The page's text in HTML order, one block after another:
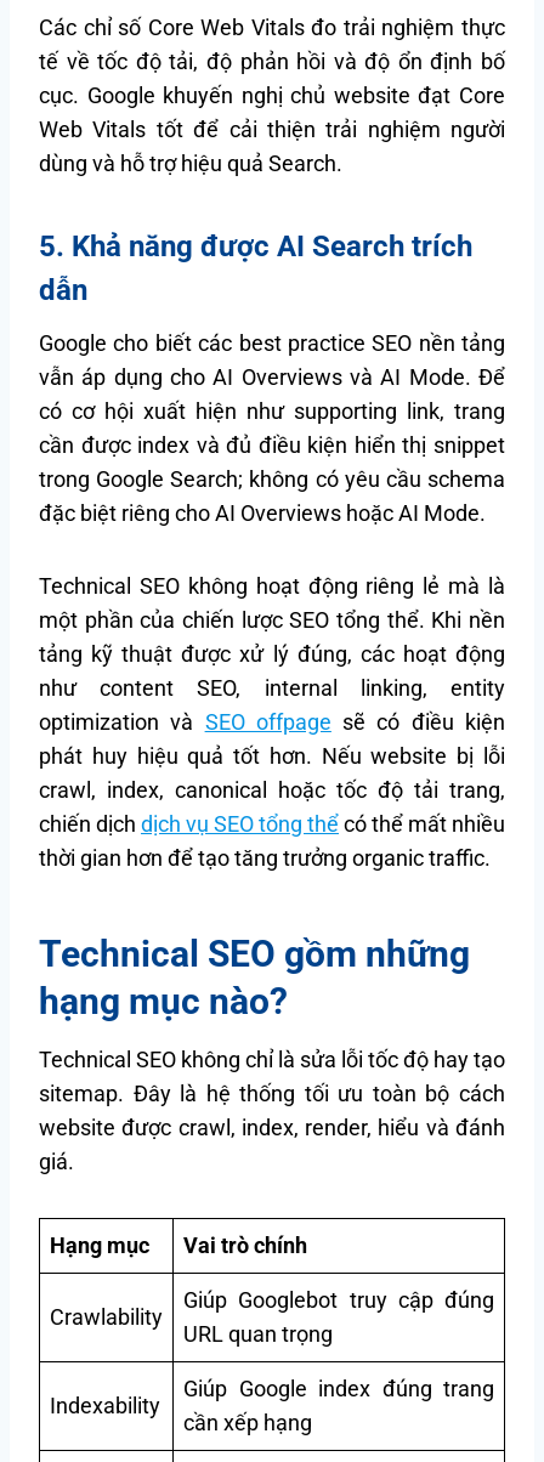
Các chỉ số Core Web Vitals đo trải nghiệm thực
tế về tốc độ tải, độ phản hồi và độ ổn định bố
cục. Google khuyến nghị chủ website đạt Core
Web Vitals tốt để cải thiện trải nghiệm người
dùng và hỗ trợ hiệu quả Search.
5. Khả năng được AI Search trích
dẫn
Google cho biết các best practice SEO nền tảng
vẫn áp dụng cho AI Overviews và AI Mode. Để
có cơ hội xuất hiện như supporting link, trang
cần được index và đủ điều kiện hiển thị snippet
trong Google Search; không có yêu cầu schema
đặc biệt riêng cho AI Overviews hoặc AI Mode.
Technical SEO không hoạt động riêng lẻ mà là
một phần của chiến lược SEO tổng thể. Khi nền
tảng kỹ thuật được xử lý đúng, các hoạt động
như content SEO, internal linking, entity
optimization và SEO offpage sẽ có điều kiện
phát huy hiệu quả tốt hơn. Nếu website bị lỗi
crawl, index, canonical hoặc tốc độ tải trang,
chiến dịch dịch vụ SEO tổng thểcó thể mất nhiều
thời gian hơn để tạo tăng trưởng organic traffic.
Technical SEO gồm những
hạng mục nào?
Technical SEO không chỉ là sửa lỗi tốc độ hay tạo
sitemap. Đây là hệ thống tối ưu toàn bộ cách
website được crawl, index, render, hiểu và đánh
giá.
Hạng mục Vai trò chính
Crawlability
Giúp Googlebot truy cập đúng
URL quan trọng
Indexability
Giúp Google index đúng trang
cần xếp hạng